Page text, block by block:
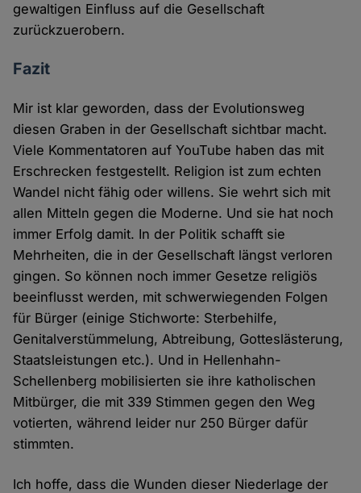
gewaltigen Einfluss auf die Gesellschaft
zurückzuerobern.
Fazit
Mir ist klar geworden, dass der Evolutionsweg
diesen Graben in der Gesellschaft sichtbar macht.
Viele Kommentatoren auf YouTube haben das mit
Erschrecken festgestellt. Religion ist zum echten
Wandel nicht fähig oder willens. Sie wehrt sich mit
allen Mitteln gegen die Moderne. Und sie hat noch
immer Erfolg damit. In der Politik schafft sie
Mehrheiten, die in der Gesellschaft längst verloren
gingen. So können noch immer Gesetze religiös
beeinflusst werden, mit schwerwiegenden Folgen
für Bürger (einige Stichworte: Sterbehilfe,
Genitalverstümmelung, Abtreibung, Gotteslästerung,
Staatsleistungen etc.). Und in Hellenhahn-
Schellenberg mobilisierten sie ihre katholischen
Mitbürger, die mit 339 Stimmen gegen den Weg
votierten, während leider nur 250 Bürger dafür
stimmten.
Ich hoffe, dass die Wunden dieser Niederlage der